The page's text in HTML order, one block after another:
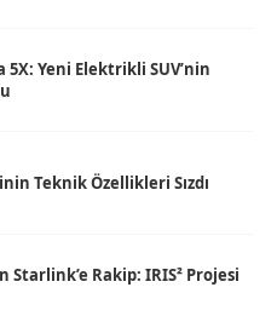
5X: Yeni Elektrikli SUV’nin
Teknik Özellikleri Sızdı
Starlink’e Rakip: IRIS² Projesi